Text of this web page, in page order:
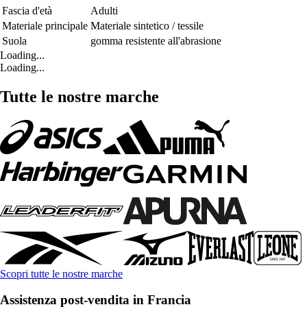
Fascia d'età
Adulti
Materiale principale Materiale sintetico / tessile
Suola
gomma resistente all'abrasione
Loading...
Loading...
Tutte le nostre marche
Scopri tutte le nostre marche
Assistenza post-vendita in Francia